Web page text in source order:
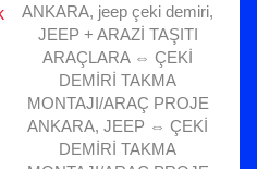
ANKARA, jeep çeki demiri,
JEEP + ARAZİ TAŞITI
ARAÇLARA ⇔ ÇEKİ
DEMİRİ TAKMA
MONTAJI/ARAÇ PROJE
ANKARA, JEEP ⇔ ÇEKİ
DEMİRİ TAKMA